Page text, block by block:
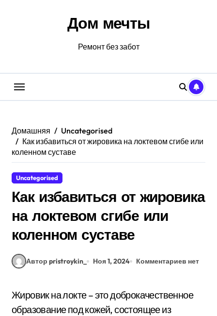
Дом мечты
Ремонт без забот
Домашняя
Uncategorised
Как избавиться от жировика на локтевом сгибе или
коленном суставе
Uncategorised
Как избавиться от жировика
на локтевом сгибе или
коленном суставе
Автор pristroykin_ Ноя 1, 2024 Комментариев нет
Жировик на локте – это доброкачественное
образование под кожей, состоящее из